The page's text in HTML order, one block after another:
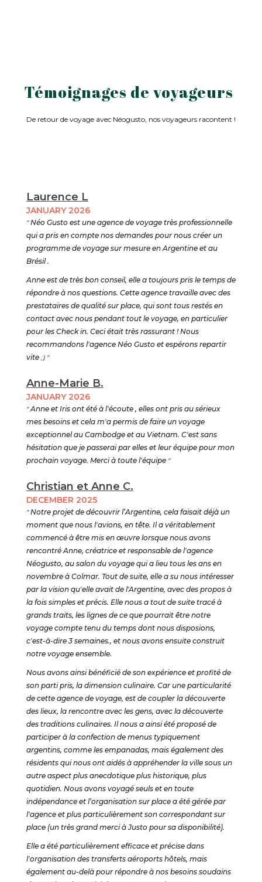
Témoignages de voyageurs
De retour de voyage avec Néogusto, nos voyageurs racontent !
Laurence L
JANUARY 2026
"Néo Gusto est une agence de voyage très professionnelle
qui a pris en compte nos demandes pour nous créer un
programme de voyage sur mesure en Argentine et au
Brésil .
Anne est de très bon conseil, elle a toujours pris le temps de
répondre à nos questions. Cette agence travaille avec des
prestataires de qualité sur place, qui sont tous restés en
contact avec nous pendant tout le voyage, en particulier
pour les Check in. Ceci était très rassurant ! Nous
recommandons l'agence Néo Gusto et espérons repartir
vite;) "
Anne-Marie B.
JANUARY 2026
"Anne et Iris ont été à l'écoute , elles ont pris au sérieux
mes besoins et cela m'a permis de faire un voyage
exceptionnel au Cambodge et au Vietnam. C'est sans
hésitation que je passerai par elles et leur équipe pour mon
prochain voyage. Merci à toute l'équipe "
Christian et Anne C.
DECEMBER 2025
"Notre projet de découvrir l’Argentine, cela faisait déjà un
moment que nous l'avions, en tête. Il a véritablement
commencé à être mis en œuvre lorsque nous avons
rencontré Anne, créatrice et responsable de l'agence
Néogusto, au salon du voyage qui a lieu tous les ans en
novembre à Colmar. Tout de suite, elle a su nous intéresser
par la vision qu'elle avait de l'Argentine, avec des propos à
la fois simples et précis. Elle nous a tout de suite tracé à
grands traits, les lignes de ce que pourrait être notre
voyage compte tenu du temps dont nous disposions,
c'est-à-dire 3 semaines., et nous avons ensuite construit
notre voyage ensemble.
Nous avons ainsi bénéficié de son expérience et profité de
son parti pris, la dimension culinaire. Car une particularité
de cette agence de voyage, est de coupler la découverte
des lieux, la rencontre avec les gens, avec la découverte
des traditions culinaires. Il nous a ainsi été proposé de
participer à la confection de menus typiquement
argentins, comme les empanadas, mais également des
résidents qui nous ont aidés à appréhender la ville sous un
autre aspect plus anecdotique plus historique, plus
quotidien. Nous avons voyagé seuls et en toute
indépendance et l’organisation sur place a été gérée par
l'agence et plus particulièrement son correspondant sur
place (un très grand merci à Justo pour sa disponibilité).
Elle a été particulièrement efficace et précise dans
l'organisation des transferts aéroports hôtels, mais
également au-delà pour répondre à nos besoins soudains